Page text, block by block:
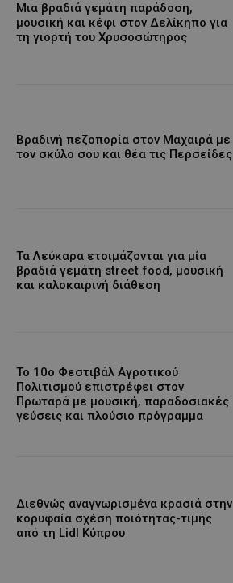
Μια βραδιά γεμάτη παράδοση,
μουσική και κέφι στον Δελίκηπο για
τη γιορτή του Χρυσοσώτηρος
Βραδινή πεζοπορία στον Μαχαιρά με
τον σκύλο σου και θέα τις Περσείδες
Τα Λεύκαρα ετοιμάζονται για μία
βραδιά γεμάτη street food, μουσική
και καλοκαιρινή διάθεση
Το 10ο Φεστιβάλ Αγροτικού
Πολιτισμού επιστρέφει στον
Πρωταρά με μουσική, παραδοσιακές
γεύσεις και πλούσιο πρόγραμμα
Διεθνώς αναγνωρισμένα κρασιά στην
κορυφαία σχέση ποιότητας-τιμής
από τη Lidl Κύπρου